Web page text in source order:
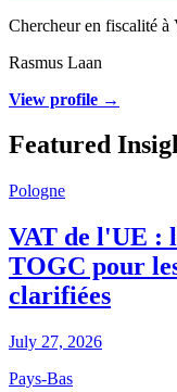
Chercheur en fiscalité à
Rasmus Laan
View profile →
Featured
Pologne
VAT de l'UE :
TOGC pour
clarifiées
July 27, 2026
Pays-Bas